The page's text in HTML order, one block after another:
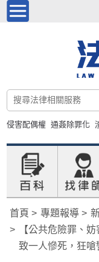
侵害配偶權 通姦除罪化
首頁 專題報導
【公共危險罪、
致一人慘死，狂嗆